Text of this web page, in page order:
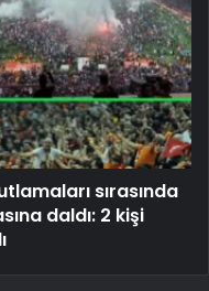
sırasında
daldı: 2 kişi